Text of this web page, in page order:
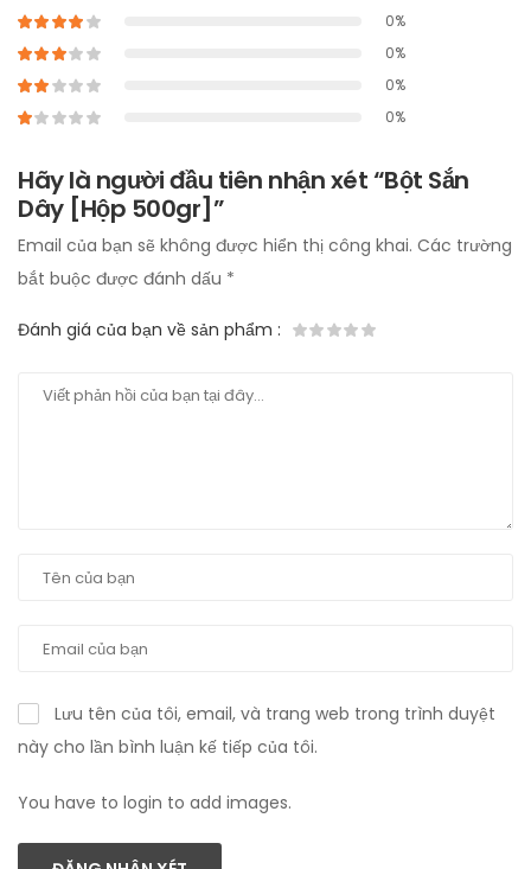
0%
0%
0%
0%
Hãy là người đầu tiên nhận xét “Bột Sắn
Dây [Hộp 500gr]”
Email của bạn sẽ không được hiển thị công khai. Các trường
bắt buộc được đánh dấu *
Đánh giá của bạn về sản phẩm :
Lưu tên của tôi, email, và trang web trong trình duyệt
này cho lần bình luận kế tiếp của tôi.
You have to login to add images.